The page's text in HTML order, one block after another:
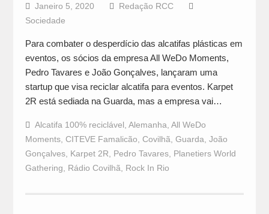
Janeiro 5, 2020
Redação RCC
Sociedade
Para combater o desperdício das alcatifas plásticas em
eventos, os sócios da empresa All WeDo Moments,
Pedro Tavares e João Gonçalves, lançaram uma
startup que visa reciclar alcatifa para eventos. Karpet
2R está sediada na Guarda, mas a empresa vai…
Alcatifa 100% reciclável Alemanha All WeDo
Moments, CITEVE Famalicão Covilhã Guarda João
Gonçalves, Karpet 2R Pedro Tavares, Planetiers World
Gathering
Rádio Covilhã Rock In Rio